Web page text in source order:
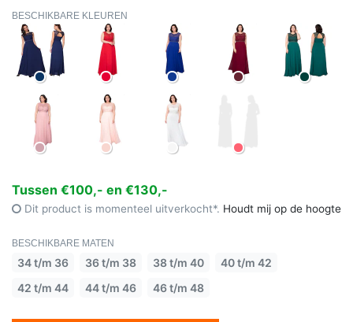
BESCHIKBARE KLEUREN
Tussen €100,- en €130,-
Dit product is momenteel uitverkocht*. Houdt mij op de hoogte
BESCHIKBARE MATEN
34 t/m 36 36 t/m 38 38 t/m 40
40 t/m 42
42 t/m 44
44 t/m 46 46 t/m 48